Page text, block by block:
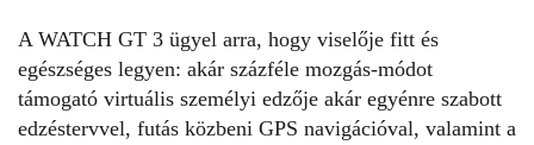
A WATCH GT 3 ügyel arra, hogy viselője fitt és
egészséges legyen: akár százféle mozgás-módot
támogató virtuális személyi edzője akár egyénre szabott
edzéstervvel, futás közbeni GPS navigációval, valamint a